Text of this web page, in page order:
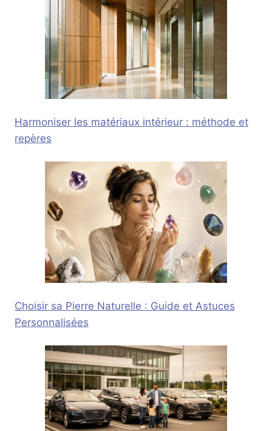
Harmoniser les matériaux intérieur : méthode et
repères
Choisir sa Pierre Naturelle : Guide et Astuces
Personnalisées